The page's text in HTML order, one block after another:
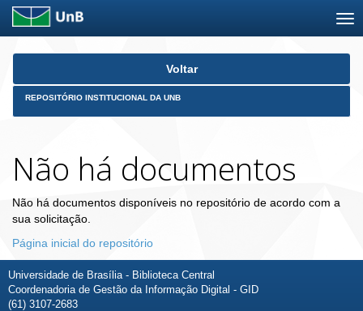
Skip
Voltar
REPOSITÓRIO INSTITUCIONAL DA UNB
Não há documentos
Não há documentos disponíveis no repositório de acordo com a
sua solicitação.
Página inicial do repositório
Universidade de Brasília - Biblioteca Central
Coordenadoria de Gestão da Informação Digital - GID
(61) 3107-2683